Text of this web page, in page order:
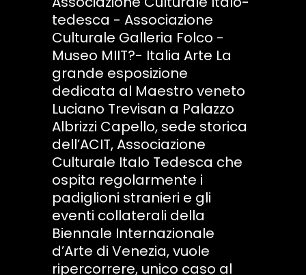
tedesca - Associazione
Culturale Galleria Folco -
Museo MIIT?- Italia Arte La
grande esposizione
dedicata al Maestro veneto
Luciano Trevisan a Palazzo
Albrizzi Capello, sede storica
dell’ACIT, Associazione
Culturale Italo Tedesca che
ospita regolarmente i
padiglioni stranieri e gli
eventi collaterali della
Biennale Internazionale
d’Arte di Venezia, vuole
ripercorrere, unico caso al